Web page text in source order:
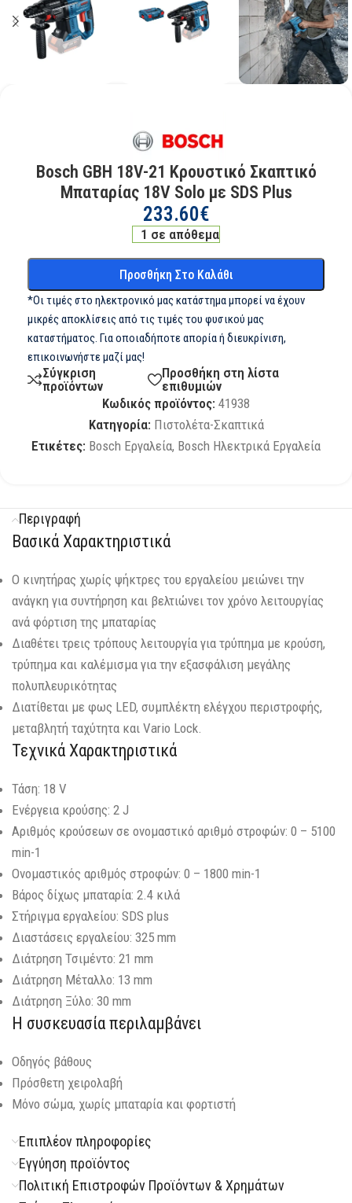
Bosch GBH 18V-21 Κρουστικό Σκαπτικό
Μπαταρίας 18V Solo με SDS Plus
233.60€
1 σε απόθεμα
Προσθήκη Στο Καλάθι
*Οι τιμές στο ηλεκτρονικό μας κατάστημα μπορεί να έχουν
μικρές αποκλίσεις από τις τιμές του φυσικού μας
καταστήματος. Για οποιαδήποτε απορία ή διευκρίνιση,
επικοινωνήστε μαζί μας!
Σύγκριση
προϊόντων
Προσθήκη στη λίστα
επιθυμιών
Κωδικός προϊόντος: 41938
Κατηγορία: Πιστολέτα-Σκαπτικά
Ετικέτες: Bosch Εργαλεία, Bosch Ηλεκτρικά Εργαλεία
Περιγραφή
Βασικά Χαρακτηριστικά
Ο κινητήρας χωρίς ψήκτρες του εργαλείου μειώνει την
ανάγκη για συντήρηση και βελτιώνει τον χρόνο λειτουργίας
ανά φόρτιση της μπαταρίας
Διαθέτει τρεις τρόπους λειτουργία για τρύπημα με κρούση,
τρύπημα και καλέμισμα για την εξασφάλιση μεγάλης
πολυπλευρικότητας
Διατίθεται με φως LED, συμπλέκτη ελέγχου περιστροφής,
μεταβλητή ταχύτητα και Vario Lock.
Τεχνικά Χαρακτηριστικά
Τάση: 18 V
Ενέργεια κρούσης: 2 J
Αριθμός κρούσεων σε ονομαστικό αριθμό στροφών: 0 – 5100
min-1
Ονομαστικός αριθμός στροφών: 0 – 1800 min-1
Βάρος δίχως μπαταρία: 2.4 κιλά
Στήριγμα εργαλείου: SDS plus
Διαστάσεις εργαλείου: 325 mm
Διάτρηση Τσιμέντο: 21 mm
Διάτρηση Μέταλλο: 13 mm
Διάτρηση Ξύλο: 30 mm
Η συσκευασία περιλαμβάνει
Οδηγός βάθους
Πρόσθετη χειρολαβή
Μόνο σώμα, χωρίς μπαταρία και φορτιστή
Επιπλέον πληροφορίες
Εγγύηση προϊόντος
Πολιτική Επιστροφών Προϊόντων & Χρημάτων